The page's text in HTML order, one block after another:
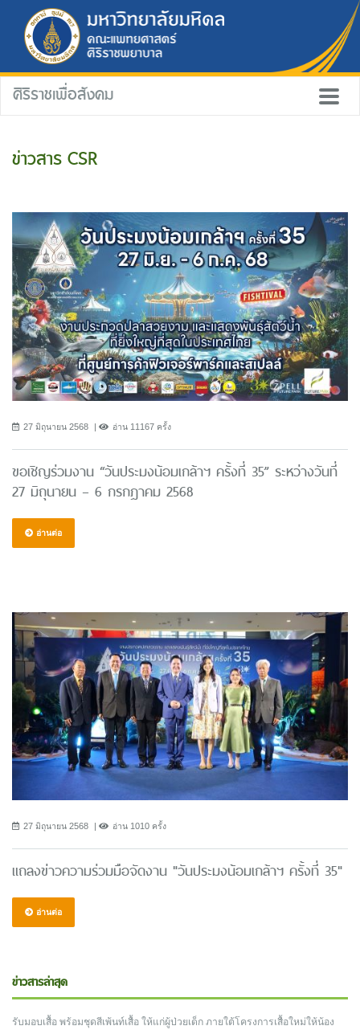
ศิริราชเพื่อสังคม
ข่าวสาร CSR
27 มิถุนายน 2568 อ่าน 11167 ครั้ง
ขอเชิญร่วมงาน “วันประมงน้อมเกล้าฯ ครั้งที่ 35” ระหว่างวันที่
27 มิถุนายน – 6 กรกฎาคม 2568
อ่านต่อ
27 มิถุนายน 2568 อ่าน 1010 ครั้ง
แถลงข่าวความร่วมมือจัดงาน "วันประมงน้อมเกล้าฯ ครั้งที่ 35"
อ่านต่อ
ข่าวสารล่าสุด
รับมอบเสื้อ พร้อมชุดสีเพ้นท์เสื้อ ให้แก่ผู้ป่วยเด็ก ภายใต้โครงการเสื้อใหม่ให้น้อง